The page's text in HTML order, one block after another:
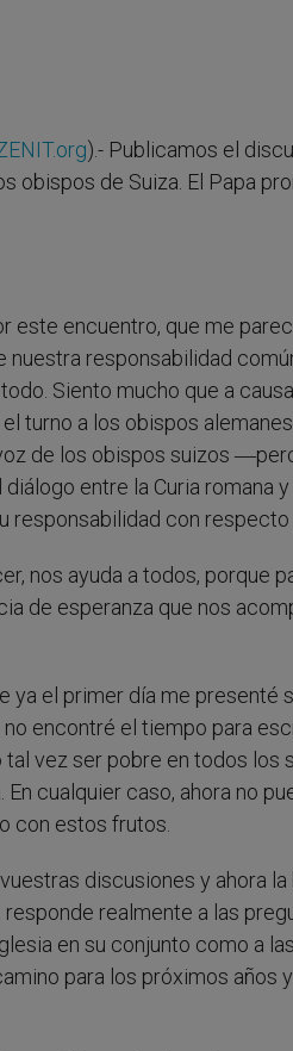
).- Publicamos el
obispos de Suiza. El Papa
este encuentro, que me
responsabilidad
Siento mucho que a
turno a los obispos
de los obispos suizos
entre la Curia romana y
responsabilidad con respecto
nos ayuda a todos, porque
de esperanza que nos
ya el primer día me presenté
encontré el tiempo para
vez ser pobre en todos los
cualquier caso, ahora no
con estos frutos.
discusiones y ahora
realmente a las
en su conjunto como a
para los próximos años